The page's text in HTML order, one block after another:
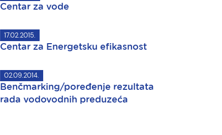
Centar za vode
17.02.2015.
Centar za Energetsku efikasnost
02.09.2014.
Benčmarking/poređenje rezultata
rada vodovodnih preduzeća